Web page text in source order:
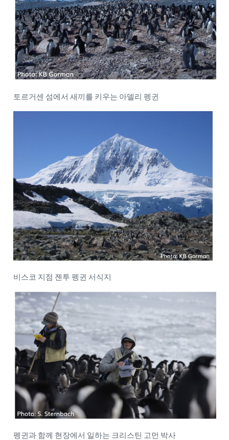
토르거센 섬에서 새끼를 키우는 아델리 펭귄
비스코 지점 젠투 펭귄 서식지
펭귄과 함께 현장에서 일하는 크리스틴 고먼 박사